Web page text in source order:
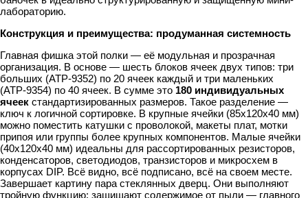
лабораторию.
Конструкция и преимущества: продуманная системность
Главная фишка этой полки — её модульная и прозрачная
организация. В основе — шесть блоков ячеек двух типов: три
больших (АТР-9352) по 20 ячеек каждый и три маленьких
(АТР-9354) по 40 ячеек. В сумме это 180 индивидуальных
ячеек стандартизированных размеров. Такое разделение —
ключ к логичной сортировке. В крупные ячейки (85х120х40 мм)
можно поместить катушки с проволокой, макеты плат, мотки
припоя или группы более крупных компонентов. Малые ячейки
(40х120х40 мм) идеальны для рассортированных резисторов,
конденсаторов, светодиодов, транзисторов и микросхем в
корпусах DIP. Всё видно, всё подписано, всё на своем месте.
Завершает картину пара стеклянных дверц. Они выполняют
тройную функцию: защищают содержимое от пыли — главного